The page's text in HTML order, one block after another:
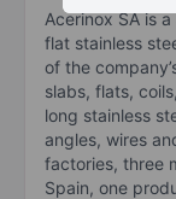
Acerinox SA is
flat stainless
of the
slabs, flats,
long stainless
angles, wires
factories, three
Spain, one